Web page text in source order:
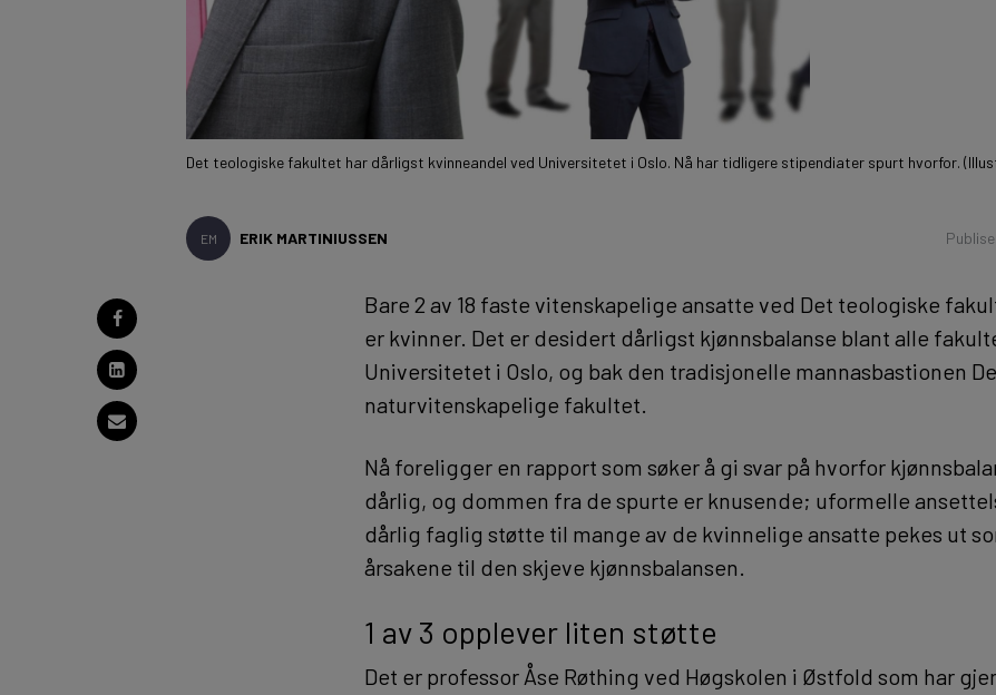
Det teologiske fakultet har dårligst kvinneandel ved Universitetet i Oslo. Nå har tidligere stipendiater spurt hvorfor.
EM ERIK MARTINIUSSEN
Bare 2 av 18 faste vitenskapelige ansatte ved Det teologiske
er kvinner. Det er desidert dårligst kjønnsbalanse blant alle
Universitetet i Oslo, og bak den tradisjonelle mannasbastionen
naturvitenskapelige fakultet.
Nå foreligger en rapport som søker å gi svar på hvorfor
dårlig, og dommen fra de spurte er knusende; uformelle
dårlig faglig støtte til mange av de kvinnelige ansatte pekes ut
årsakene til den skjeve kjønnsbalansen.
1 av 3 opplever liten støtte
Det er professor Åse Røthing ved Høgskolen i Østfold som har